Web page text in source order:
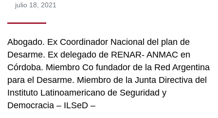
julio 18, 2021
Abogado. Ex Coordinador Nacional del plan de
Desarme. Ex delegado de RENAR- ANMAC en
Córdoba. Miembro Co fundador de la Red Argentina
para el Desarme. Miembro de la Junta Directiva del
Instituto Latinoamericano de Seguridad y
Democracia – ILSeD –